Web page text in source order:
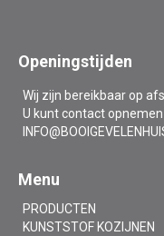
Openingstijden
Wij zijn bereikbaar op
U kunt contact opnemen
Menu
PRODUCTEN
KUNSTSTOF KOZIJNEN